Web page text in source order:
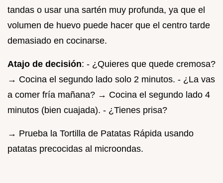
tandas o usar una sartén muy profunda, ya que el
volumen de huevo puede hacer que el centro tarde
demasiado en cocinarse.
Atajo de decisión: - ¿Quieres que quede cremosa?
→ Cocina el segundo lado solo 2 minutos. - ¿La vas
a comer fría mañana? → Cocina el segundo lado 4
minutos (bien cuajada). - ¿Tienes prisa?
→ Prueba la Tortilla de Patatas Rápida usando
patatas precocidas al microondas.